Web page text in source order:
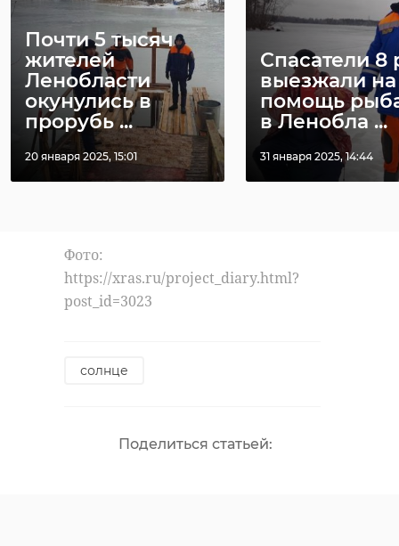
Почти 5 тысяч
жителей
Ленобласти
окунулись в
прорубь ...
20 января 2025, 15:01
Спасатели 8
выезжали на
помощь
в Ленобла ...
31 января 2025, 14:44
"Ласточки" до Вы
...
30 июля, 10:21
этап
детског ...
30 июля, 13:08
Фото:
https://xras.ru/project_diary.html?
post_id=3023
солнце
Поделиться статьей: